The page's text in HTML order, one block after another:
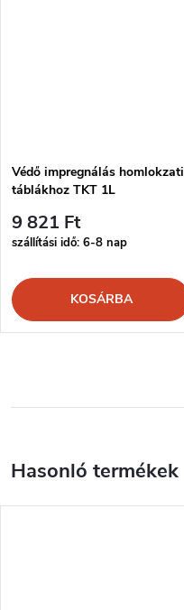
Védő impregnálás homlokzati
táblákhoz TKT 1L
9 821 Ft
szállítási idő: 6-8 nap
KOSÁRBA